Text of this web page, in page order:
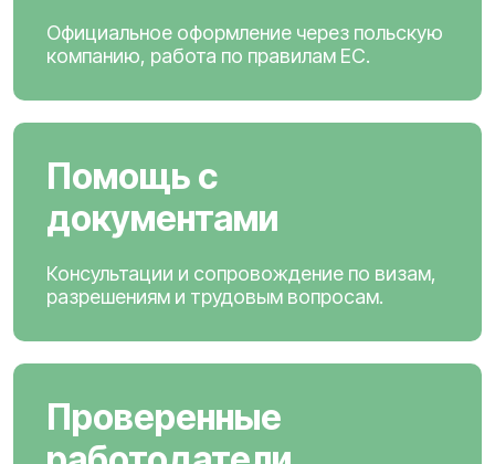
Официальное оформление через польскую
компанию, работа по правилам ЕС.
Помощь с
документами
Консультации и сопровождение по визам,
разрешениям и трудовым вопросам.
Проверенные